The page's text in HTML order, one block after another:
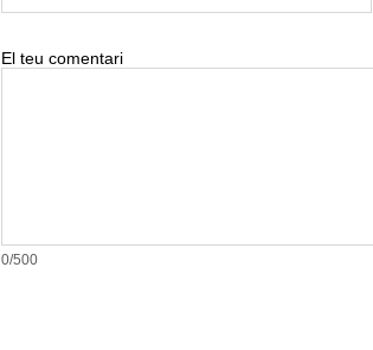
El teu comentari
0/500